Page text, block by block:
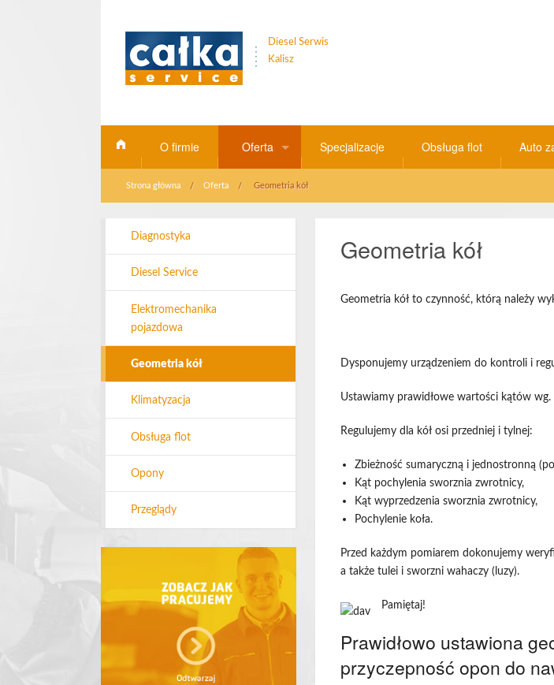
Diesel Serwis
Kalisz
O firmie Oferta
DiagnostykaDiesel Service
Specjalizacje Obsługa flot Auto
Strona główna Oferta Geometria kół
Diagnostyka
Diesel Service
Elektromechanika
pojazdowa
Geometria kół
Klimatyzacja
Obsługa flot
Opony
Przeglądy
Geometria kół
Geometria kół to czynność, którą należy
Dysponujemy urządzeniem do kontroli i
Ustawiamy prawidłowe wartości kątów
Regulujemy dla kół osi przedniej i tylnej:
Zbieżność sumaryczną i jednostronną
Kąt pochylenia sworznia zwrotnicy,
Kąt wyprzedzenia sworznia zwrotnicy,
Pochylenie koła.
Przed każdym pomiarem dokonujemy
a także tulei i sworzni wahaczy (luzy).
Pamiętaj!
Prawidłowo ustawiona
przyczepność opon do